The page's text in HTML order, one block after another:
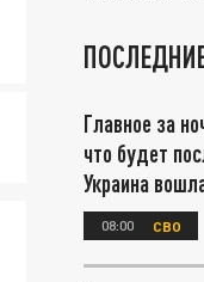
Главное за
что будет
Украина
08:00 СВО